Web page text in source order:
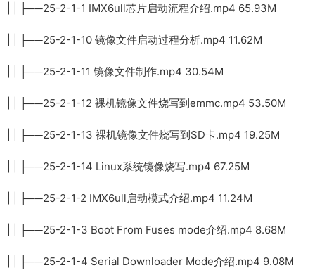
| | ├──25-2-1-1 IMX6ull芯片启动流程介绍.mp4 65.93M
| | ├──25-2-1-10 镜像文件启动过程分析.mp4 11.62M
| | ├──25-2-1-11 镜像文件制作.mp4 30.54M
| | ├──25-2-1-12 裸机镜像文件烧写到emmc.mp4 53.50M
| | ├──25-2-1-13 裸机镜像文件烧写到SD卡.mp4 19.25M
| | ├──25-2-1-14 Linux系统镜像烧写.mp4 67.25M
| | ├──25-2-1-2 IMX6ull启动模式介绍.mp4 11.24M
| | ├──25-2-1-3 Boot From Fuses mode介绍.mp4 8.68M
| | ├──25-2-1-4 Serial Downloader Mode介绍.mp4 9.08M